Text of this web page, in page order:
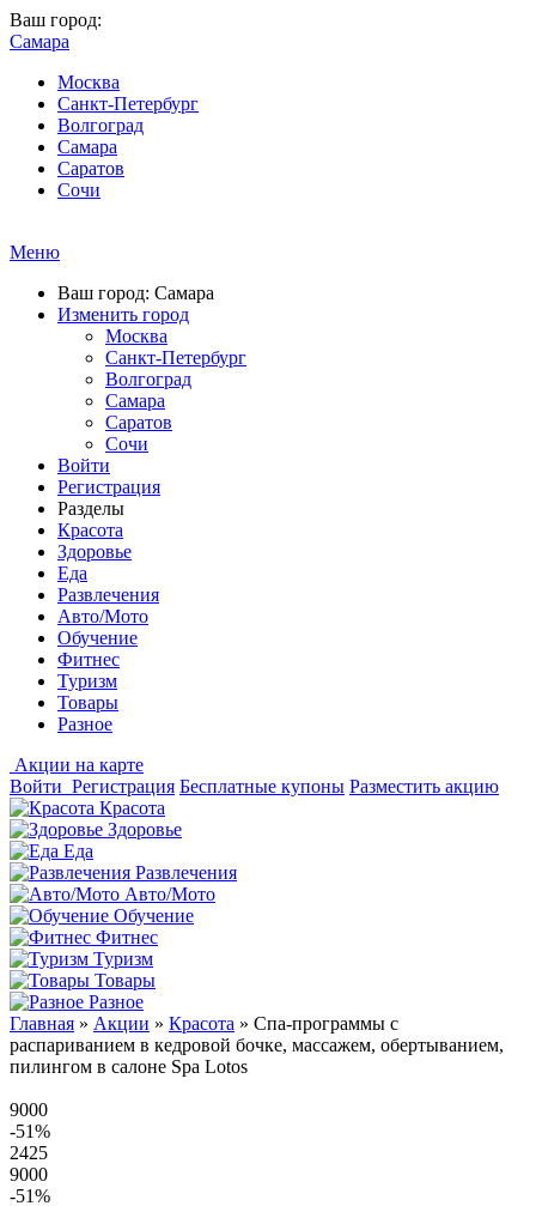
Ваш город:
Самара
Москва
Санкт-Петербург
Волгоград
Самара
Саратов
Сочи
Меню
Ваш город: Самара
Изменить город
Москва
Санкт-Петербург
Волгоград
Самара
Саратов
Сочи
Войти
Регистрация
Разделы
Красота
Здоровье
Еда
Развлечения
Авто/Мото
Обучение
Фитнес
Туризм
Товары
Разное
Акции на карте
Войти Регистрация Бесплатные купоны Разместить акцию
Красота
Здоровье
Еда
Развлечения
Авто/Мото
Обучение
Фитнес
Туризм
Товары
Разное
Главная » Акции » Красота » Спа-программы с
распариванием в кедровой бочке, массажем, обертыванием,
пилингом в салоне Spa Lotos
9000
-51%
2425
9000
-51%